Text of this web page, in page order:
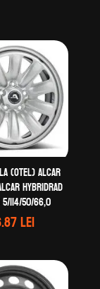
(otel) ALCAR
HYBRIDRAD
114/50/66,0
lei